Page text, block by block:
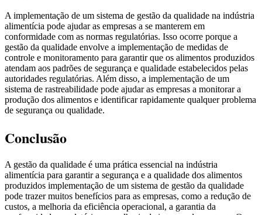
A implementação de um sistema de gestão da qualidade na indústria
alimentícia pode ajudar as empresas a se manterem em
conformidade com as normas regulatórias. Isso ocorre porque a
gestão da qualidade envolve a implementação de medidas de
controle e monitoramento para garantir que os alimentos produzidos
atendam aos padrões de segurança e qualidade estabelecidos pelas
autoridades regulatórias. Além disso, a implementação de um
sistema de rastreabilidade pode ajudar as empresas a monitorar a
produção dos alimentos e identificar rapidamente qualquer problema
de segurança ou qualidade.
Conclusão
A gestão da qualidade é uma prática essencial na indústria
alimentícia para garantir a segurança e a qualidade dos alimentos
produzidos implementação de um sistema de gestão da qualidade
pode trazer muitos benefícios para as empresas, como a redução de
custos, a melhoria da eficiência operacional, a garantia da